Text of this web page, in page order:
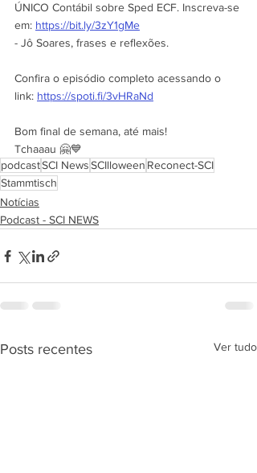
ÚNICO Contábil sobre Sped ECF. Inscreva-se
em: https://bit.ly/3zY1gMe
- Jô Soares, frases e reflexões.
Confira o episódio completo acessando o
link: https://spoti.fi/3vHRaNd
Bom final de semana, até mais!
Tchaaau 🤗💙
podcastSCI NewsSCIlloween Reconect-SCI
Stammtisch
Notícias
Podcast - SCI NEWS
Posts recentes Ver tudo